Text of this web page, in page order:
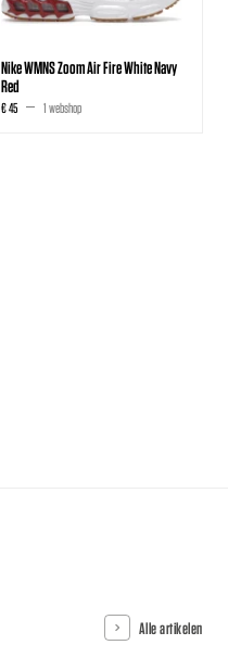
Nike WMNS Zoom Air Fire White Navy
Red
€ 45 1 webshop
Alle artikelen